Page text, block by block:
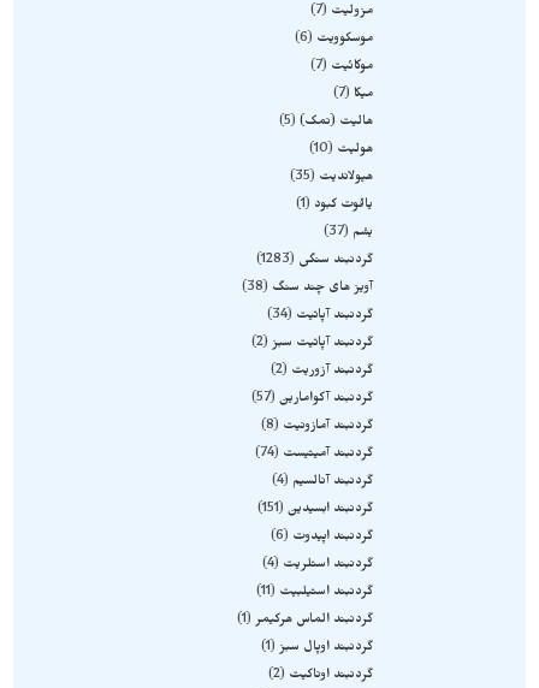
مزولیت
7
موسکوویت
6
موکائیت
7
میکا
7
هالیت (نمک) 5
هولیت
10
هیولاندیت
35
یاقوت کبود
1
یشم
37
گردنبند سنگی
1283
آویز های چند سنگ
38
گردنبند آپاتیت
34
گردنبند آپاتیت سبز 2
گردنبند آزوریت
2
گردنبند آکوامارین 57
گردنبند آمازونیت
8
گردنبند آمیتیست
74
گردنبند آنالسیم
4
گردنبند ابسیدین 151
گردنبند اپیدوت
6
گردنبند استلریت
4
گردنبند استیلبیت
11
گردنبند الماس هرکیمر 1
گردنبند اوپال سبز 1
گردنبند اوناکیت
2